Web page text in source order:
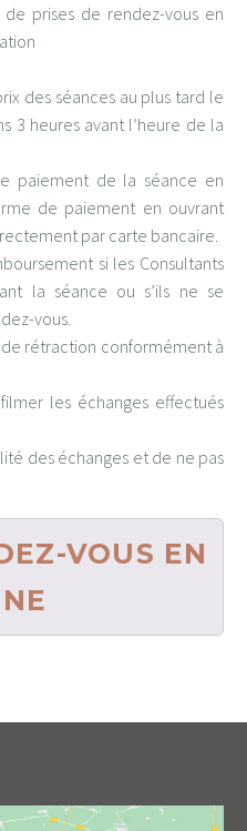
prises de rendez-vous en
des séances au plus tard le
3 heures avant l’heure de la
paiement de la séance en
de paiement en ouvrant
par carte bancaire.
si les Consultants
la séance ou s’ils ne se
vous.
rétraction conformément à
les échanges effectués
des échanges et de ne pas
VOUS EN